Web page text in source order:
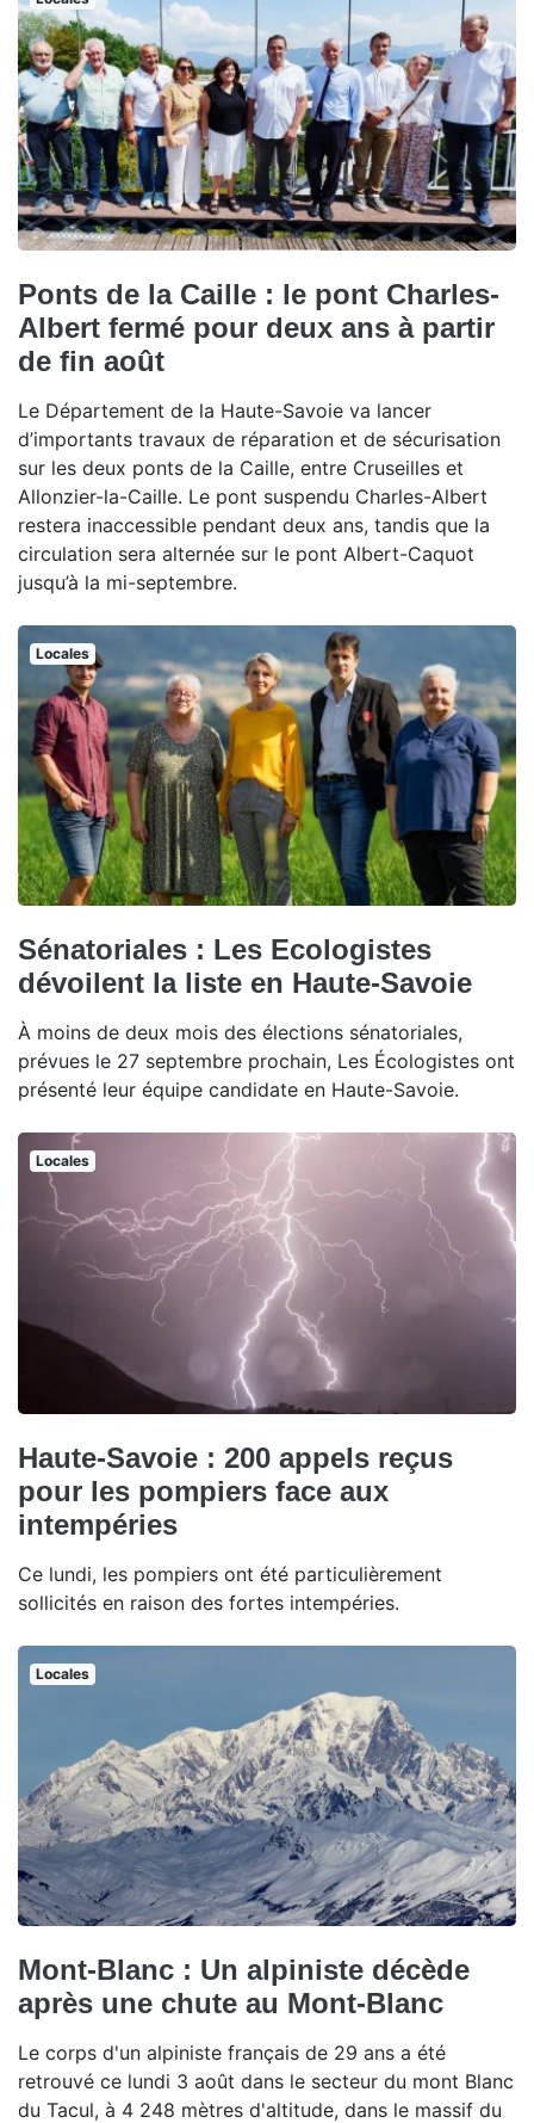
Ponts de la Caille : le pont Charles-
Albert fermé pour deux ans à partir
de fin août
Le Département de la Haute-Savoie va lancer
d’importants travaux de réparation et de sécurisation
sur les deux ponts de la Caille, entre Cruseilles et
Allonzier-la-Caille. Le pont suspendu Charles-Albert
restera inaccessible pendant deux ans, tandis que la
circulation sera alternée sur le pont Albert-Caquot
jusqu’à la mi-septembre.
Locales
Sénatoriales : Les Ecologistes
dévoilent la liste en Haute-Savoie
À moins de deux mois des élections sénatoriales,
prévues le 27 septembre prochain, Les Écologistes ont
présenté leur équipe candidate en Haute-Savoie.
Locales
Haute-Savoie : 200 appels reçus
pour les pompiers face aux
intempéries
Ce lundi, les pompiers ont été particulièrement
sollicités en raison des fortes intempéries.
Locales
Mont-Blanc : Un alpiniste décède
après une chute au Mont-Blanc
Le corps d'un alpiniste français de 29 ans a été
retrouvé ce lundi 3 août dans le secteur du mont Blanc
du Tacul, à 4 248 mètres d'altitude, dans le massif du